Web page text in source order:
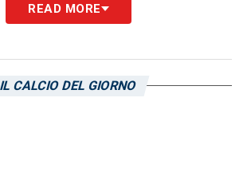
alla Salernitana
club interessato al giocatore:
Palermo, che starebbe pensando
READ MORE
IL CALCIO DEL GIORNO